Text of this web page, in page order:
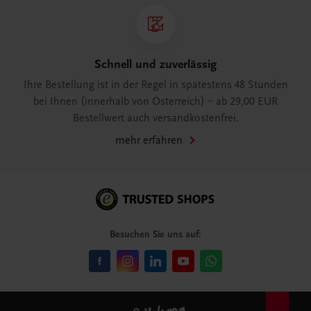
Schnell und zuverlässig
Ihre Bestellung ist in der Regel in spätestens 48 Stunden
bei Ihnen (innerhalb von Österreich) – ab 29,00 EUR
Bestellwert auch versandkostenfrei.
mehr erfahren
Besuchen Sie uns auf: